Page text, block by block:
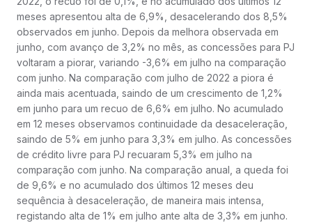
meses apresentou alta de 6,9%, desacelerando dos 8,5%
observados em junho. Depois da melhora observada em
junho, com avanço de 3,2% no mês, as concessões para PJ
voltaram a piorar, variando -3,6% em julho na comparação
com junho. Na comparação com julho de 2022 a piora é
ainda mais acentuada, saindo de um crescimento de 1,2%
em junho para um recuo de 6,6% em julho. No acumulado
em 12 meses observamos continuidade da desaceleração,
saindo de 5% em junho para 3,3% em julho. As concessões
de crédito livre para PJ recuaram 5,3% em julho na
comparação com junho. Na comparação anual, a queda foi
de 9,6% e no acumulado dos últimos 12 meses deu
sequência à desaceleração, de maneira mais intensa,
registando alta de 1% em julho ante alta de 3,3% em junho.